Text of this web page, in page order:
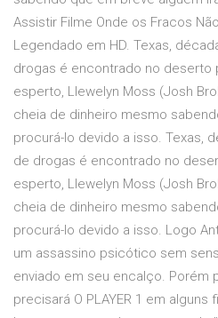
Assistir Filme Onde os Fracos
Legendado em HD. Texas,
drogas é encontrado no deserto
esperto, Llewelyn Moss (Josh
cheia de dinheiro mesmo
procurá-lo devido a isso. Texas,
de drogas é encontrado no
esperto, Llewelyn Moss (Josh
cheia de dinheiro mesmo
procurá-lo devido a isso. Logo
um assassino psicótico sem
enviado em seu encalço. Porém
precisará O PLAYER 1 em alguns